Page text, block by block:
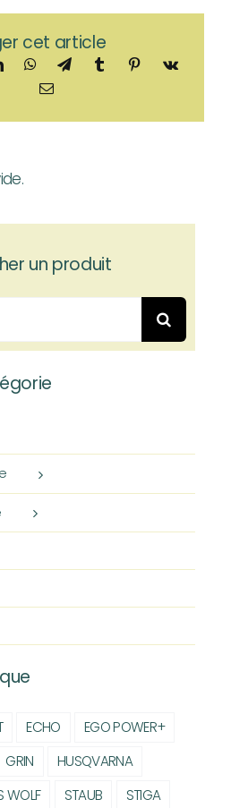
cet article
un produit
ECHO
EGO POWER+
GRIN
HUSQVARNA
WOLF STAUB
STIGA